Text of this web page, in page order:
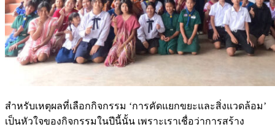
สำหรับเหตุผลที่เลือกกิจกรรม ‘การคัดแยกขยะและสิ่งแวดล้อม’
เป็นหัวใจของกิจกรรมในปีนี้นั้น เพราะเราเชื่อว่าการสร้าง